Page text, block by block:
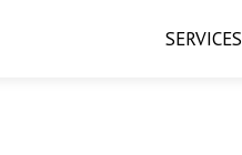
SERVICES